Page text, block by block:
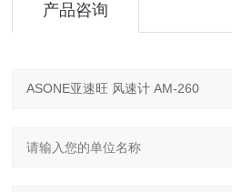
产品咨询